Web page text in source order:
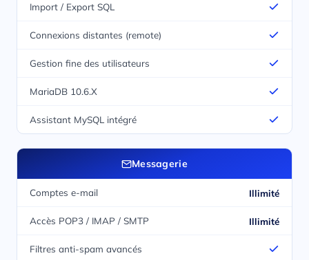
Import / Export SQL
Connexions distantes (remote)
Gestion fine des utilisateurs
MariaDB 10.6.X
Assistant MySQL intégré
Messagerie
Comptes e-mail Illimité
Accès POP3 / IMAP / SMTP Illimité
Filtres anti-spam avancés